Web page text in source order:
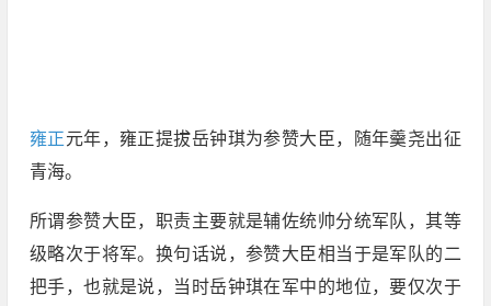
雍正元年，雍正提拔岳钟琪为参赞大臣，随年羹尧出征
青海。
所谓参赞大臣，职责主要就是辅佐统帅分统军队，其等
级略次于将军。换句话说，参赞大臣相当于是军队的二
把手，也就是说，当时岳钟琪在军中的地位，要仅次于